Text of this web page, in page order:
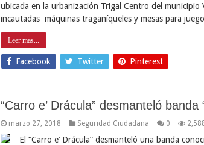
ubicada en la urbanización Trigal Centro del
incautadas máquinas traganíqueles y mesas para
Leer mas...
Facebook Twitter Pinterest
“Carro e’ Drácula” desmanteló
marzo 27, 2018 Seguridad Ciudadana 0
El “Carro e’ Drácula” desmanteló una banda